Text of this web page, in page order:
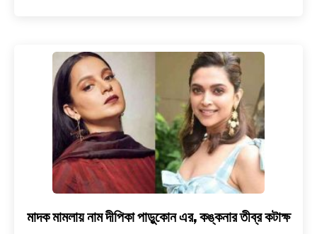
link
মাদক মামলায় নাম দীপিকা পাড়ুকোন এর, কঙ্কনার তীব্র কটাক্ষ